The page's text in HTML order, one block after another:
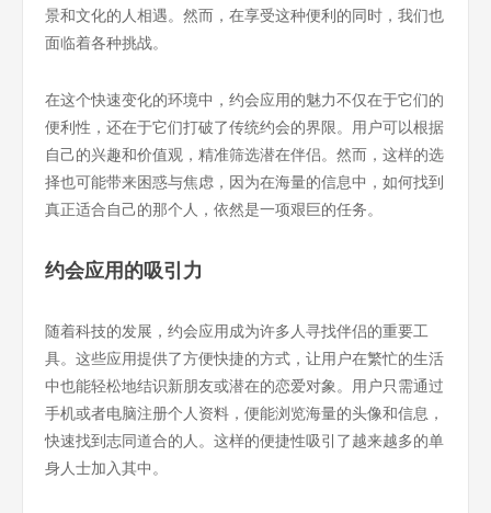
景和文化的人相遇。然而，在享受这种便利的同时，我们也
面临着各种挑战。
在这个快速变化的环境中，约会应用的魅力不仅在于它们的
便利性，还在于它们打破了传统约会的界限。用户可以根据
自己的兴趣和价值观，精准筛选潜在伴侣。然而，这样的选
择也可能带来困惑与焦虑，因为在海量的信息中，如何找到
真正适合自己的那个人，依然是一项艰巨的任务。
约会应用的吸引力
随着科技的发展，约会应用成为许多人寻找伴侣的重要工
具。这些应用提供了方便快捷的方式，让用户在繁忙的生活
中也能轻松地结识新朋友或潜在的恋爱对象。用户只需通过
手机或者电脑注册个人资料，便能浏览海量的头像和信息，
快速找到志同道合的人。这样的便捷性吸引了越来越多的单
身人士加入其中。